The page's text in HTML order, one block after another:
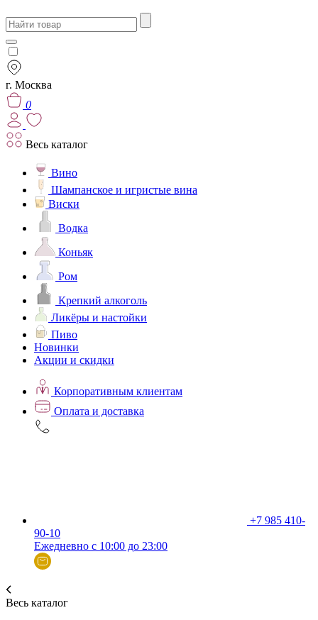
г. Москва
0
Весь каталог
Вино
Шампанское и игристые вина
Виски
Водка
Коньяк
Ром
Крепкий алкоголь
Ликёры и настойки
Пиво
Новинки
Акции и скидки
Корпоративным клиентам
Оплата и доставка
+7 985 410-
90-10
Ежедневно с 10:00 до 23:00
Весь каталог